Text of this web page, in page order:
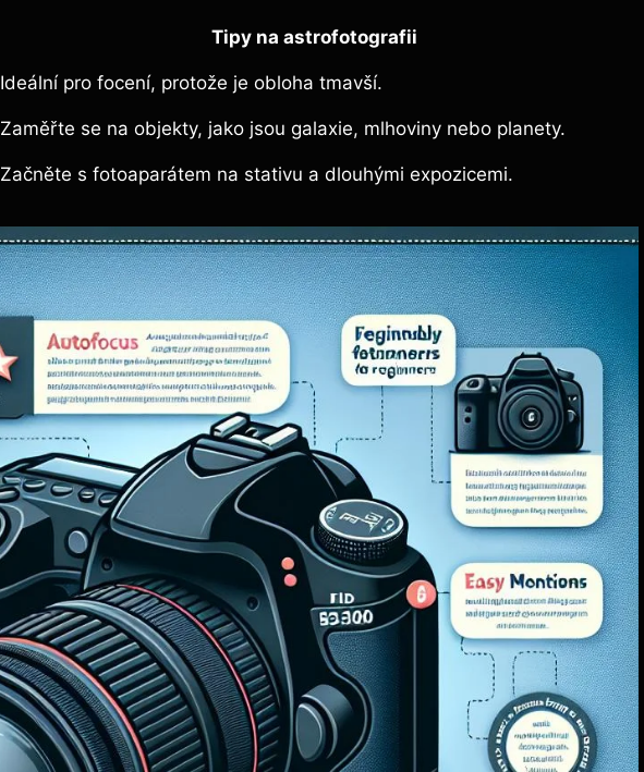
Tipy na astrofotografii
Ideální pro focení, protože je obloha tmavší.
Zaměřte se na objekty, jako jsou galaxie, mlhoviny nebo planety.
Začněte s fotoaparátem na stativu a dlouhými expozicemi.